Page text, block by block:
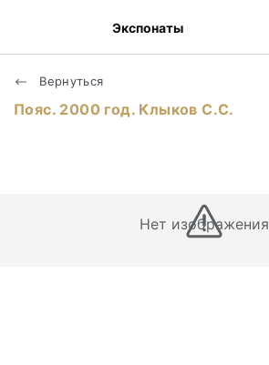
Экспонаты
Вернуться
Пояс. 2000 год. Клыков С.С.
Нет изображения